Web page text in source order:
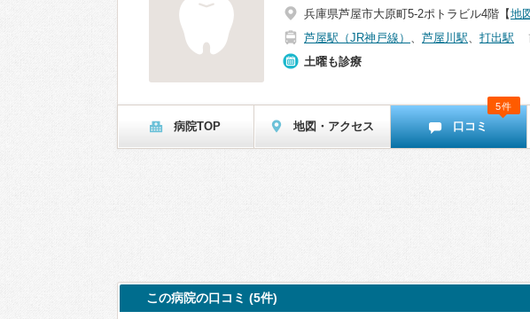
兵庫県芦屋市大原町5-2ポトラビル4階 【地
芦屋駅（JR神戸線） 、 芦屋川駅、 打出駅
土曜も診療
病院TOP 地図・アクセス 口コミ
5件
この病院の口コミ (5件)